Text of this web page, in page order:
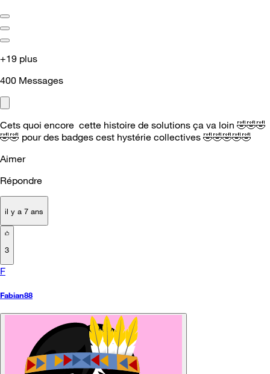
+19 plus
400 Messages
Cets quoi encore cette histoire de solutions ça va loin 🤣🤣🤣
🤣🤣 pour des badges cest hystérie collectives 🤣🤣🤣🤣🤣
Aimer
Répondre
il y a 7 ans
3
F
Fabian88